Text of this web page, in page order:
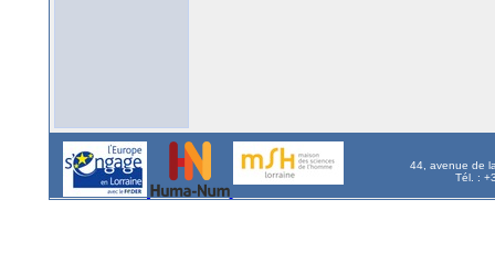
44, avenue de
Tél. :